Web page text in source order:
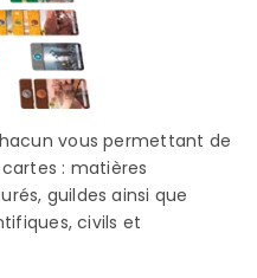
vous permettant de
: matières
guildes ainsi que
civils et